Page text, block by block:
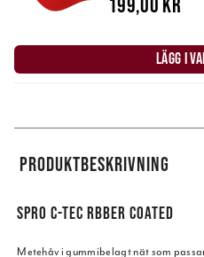
199,00 kr
LÄGG I
PRODUKTBESKRIVNING
SPRO C-TEC RBBER COATED
Metehåv i gummibelagt nät som